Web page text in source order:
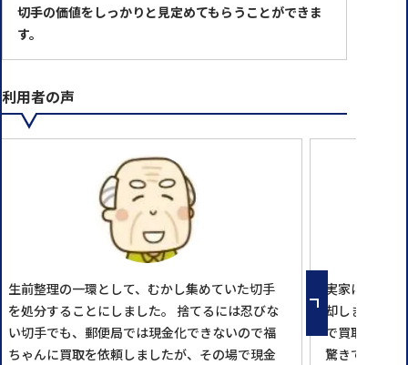
切手の価値をしっかりと見定めてもらうことができま
す。
利用者の声
生前整理の一環として、むかし集めていた切手
を処分することにしました。 捨てるには忍びな
い切手でも、郵便局では現金化できないので福
ちゃんに買取を依頼しましたが、その場で現金
実家にある
却しました
で買取に出し
驚きです。